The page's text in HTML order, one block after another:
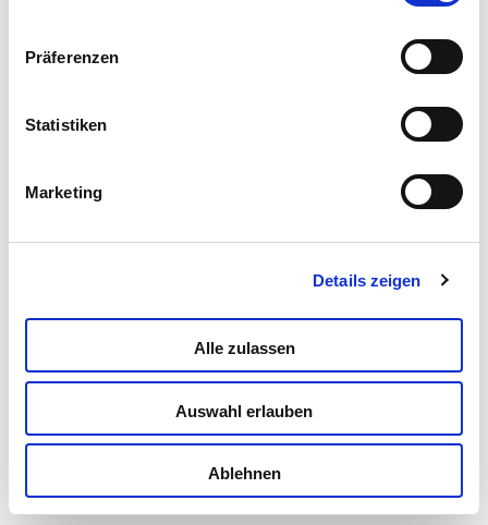
Präferenzen
Statistiken
Marketing
Details zeigen
Alle zulassen
Auswahl erlauben
Ablehnen
Barbie Creative Travel Kit
Read more